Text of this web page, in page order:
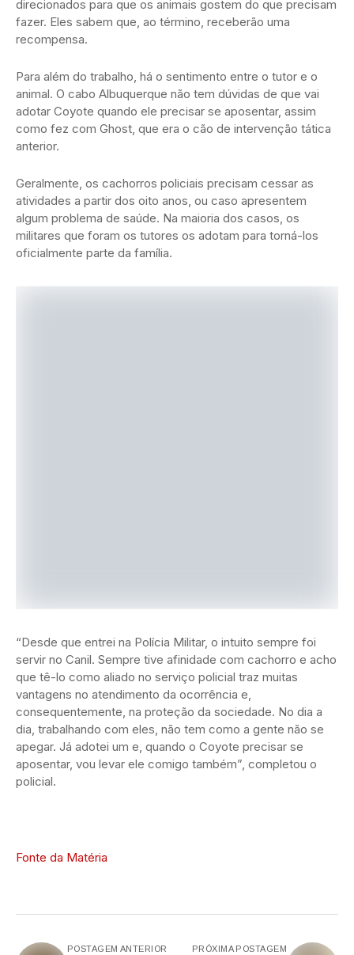
direcionados para que os animais gostem do que precisam
fazer. Eles sabem que, ao término, receberão uma
recompensa.
Para além do trabalho, há o sentimento entre o tutor e o
animal. O cabo Albuquerque não tem dúvidas de que vai
adotar Coyote quando ele precisar se aposentar, assim
como fez com Ghost, que era o cão de intervenção tática
anterior.
Geralmente, os cachorros policiais precisam cessar as
atividades a partir dos oito anos, ou caso apresentem
algum problema de saúde. Na maioria dos casos, os
militares que foram os tutores os adotam para torná-los
oficialmente parte da família.
“Desde que entrei na Polícia Militar, o intuito sempre foi
servir no Canil. Sempre tive afinidade com cachorro e acho
que tê-lo como aliado no serviço policial traz muitas
vantagens no atendimento da ocorrência e,
consequentemente, na proteção da sociedade. No dia a
dia, trabalhando com eles, não tem como a gente não se
apegar. Já adotei um e, quando o Coyote precisar se
aposentar, vou levar ele comigo também”, completou o
policial.
Fonte da Matéria
POSTAGEM ANTERIOR PRÓXIMA POSTAGEM